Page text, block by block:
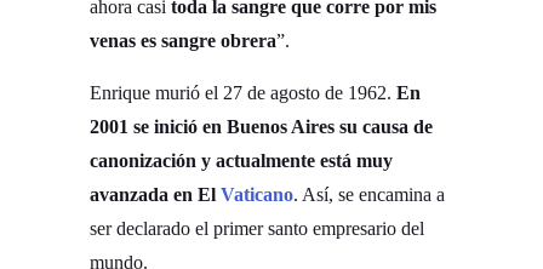
ahora casi toda la sangre que corre por mis
venas es sangre obrera”.
Enrique murió el 27 de agosto de 1962. En
2001 se inició en Buenos Aires su causa de
canonización y actualmente está muy
avanzada en El Vaticano. Así, se encamina a
ser declarado el primer santo empresario del
mundo.